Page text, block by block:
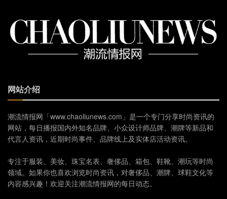
网站介绍
潮流情报网「www.chaoliunews.com」是一个专门分享时尚资讯的
网站，每日播报国内外知名品牌、小众设计师品牌、潮牌等新品和
代言人资讯，近期时尚事件、品牌线上及实体店活动资讯。
专注于服装、美妆、珠宝名表、奢侈品、箱包、鞋靴、潮玩等时尚
领域。如果你也喜欢浏览时尚资讯，对奢侈品、潮牌、球鞋文化等
内容感兴趣！欢迎关注潮流情报网的每日动态。